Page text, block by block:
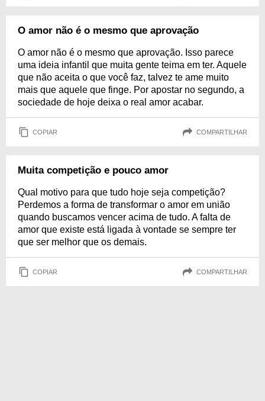
O amor não é o mesmo que aprovação
O amor não é o mesmo que aprovação. Isso parece
uma ideia infantil que muita gente teima em ter. Aquele
que não aceita o que você faz, talvez te ame muito
mais que aquele que finge. Por apostar no segundo, a
sociedade de hoje deixa o real amor acabar.
COPIAR COMPARTILHAR
Muita competição e pouco amor
Qual motivo para que tudo hoje seja competição?
Perdemos a forma de transformar o amor em união
quando buscamos vencer acima de tudo. A falta de
amor que existe está ligada à vontade se sempre ter
que ser melhor que os demais.
COPIAR COMPARTILHAR